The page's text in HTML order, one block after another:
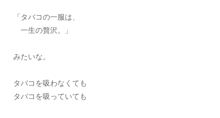
「タバコの一服は、
一生の贅沢。」
みたいな。
タバコを吸わなくても
タバコを吸っていても